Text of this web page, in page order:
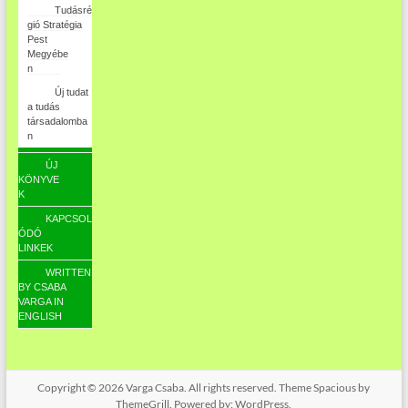
Tudásré
gió Stratégia
Pest
Megyébe
n
Új tudat
a tudás
társadalomba
n
ÚJ
KÖNYVE
K
KAPCSOL
ÓDÓ
LINKEK
WRITTEN
BY CSABA
VARGA IN
ENGLISH
Copyright © 2026Varga Csaba . All rights reserved. ThemeSpacious by
ThemeGrill. Powered by:WordPress